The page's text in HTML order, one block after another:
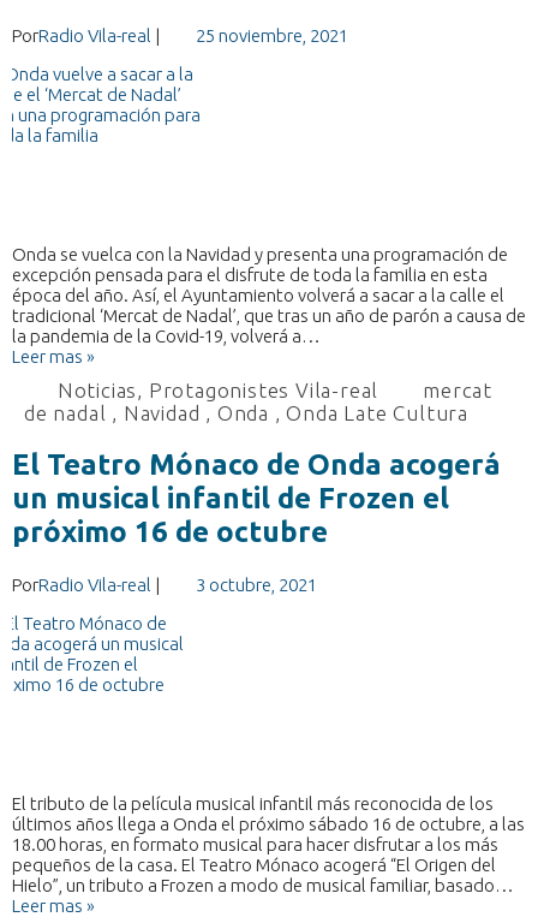
PorRadio Vila-real | 25 noviembre, 2021
Onda se vuelca con la Navidad y presenta una programación de
excepción pensada para el disfrute de toda la familia en esta
época del año. Así, el Ayuntamiento volverá a sacar a la calle el
tradicional ‘Mercat de Nadal’, que tras un año de parón a causa de
la pandemia de la Covid-19, volverá a…
Leer mas »
Noticias, Protagonistes Vila-real
mercat
de nadal , Navidad , Onda ,Onda Late Cultura
El Teatro Mónaco de Onda acogerá
un musical infantil de Frozen el
próximo 16 de octubre
PorRadio Vila-real | 3 octubre, 2021
El tributo de la película musical infantil más reconocida de los
últimos años llega a Onda el próximo sábado 16 de octubre, a las
18.00 horas, en formato musical para hacer disfrutar a los más
pequeños de la casa. El Teatro Mónaco acogerá “El Origen del
Hielo”, un tributo a Frozen a modo de musical familiar, basado…
Leer mas »